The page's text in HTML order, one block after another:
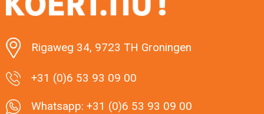
Minimale afname: 1
Rigaweg 34, 9723 TH Groningen
+31 (0)6 53 93 09 00
Whatsapp: +31 (0)6 53 93 09 00